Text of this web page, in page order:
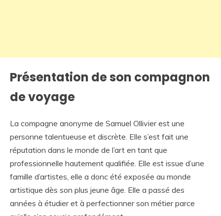
Présentation de son compagnon
de voyage
La compagne anonyme de Samuel Ollivier est une
personne talentueuse et discrète. Elle s’est fait une
réputation dans le monde de l’art en tant que
professionnelle hautement qualifiée. Elle est issue d’une
famille d’artistes, elle a donc été exposée au monde
artistique dès son plus jeune âge. Elle a passé des
années à étudier et à perfectionner son métier parce